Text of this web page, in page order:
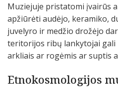
Muziejuje pristatomi įvairūs
apžiūrėti audėjo, keramiko,
juvelyro ir medžio drožėjo
teritorijos ribų lankytojai gali
arkliais ar rogėmis ar suptis
Etnokosmologijos